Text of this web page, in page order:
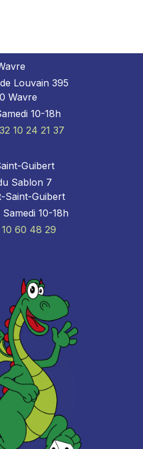
Louvain 395
Wavre
10-18h
10 24 21 37
Guibert
Sablon 7
Saint-Guibert
10-18h
60 48 29